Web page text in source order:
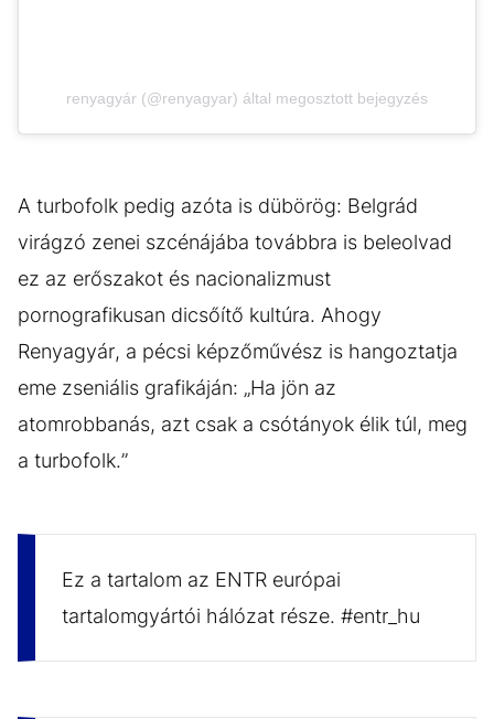
renyagyár (@renyagyar) által megosztott bejegyzés
A turbofolk pedig azóta is dübörög: Belgrád
virágzó zenei szcénájába továbbra is beleolvad
ez az erőszakot és nacionalizmust
pornografikusan dicsőítő kultúra. Ahogy
Renyagyár, a pécsi képzőművész is hangoztatja
eme zseniális grafikáján: „Ha jön az
atomrobbanás, azt csak a csótányok élik túl, meg
a turbofolk.”
Ez a tartalom az ENTR európai
tartalomgyártói hálózat része. #entr_hu